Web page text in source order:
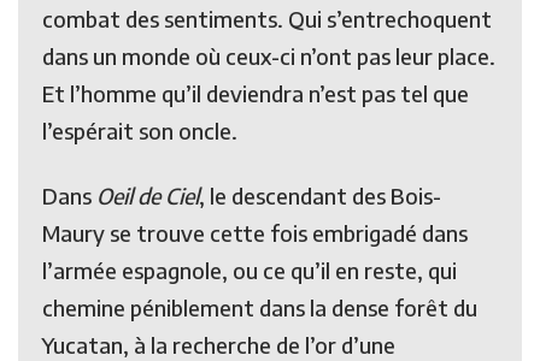
combat des sentiments. Qui s’entrechoquent
dans un monde où ceux-ci n’ont pas leur place.
Et l’homme qu’il deviendra n’est pas tel que
l’espérait son oncle.
Dans Oeil de Ciel, le descendant des Bois-
Maury se trouve cette fois embrigadé dans
l’armée espagnole, ou ce qu’il en reste, qui
chemine péniblement dans la dense forêt du
Yucatan, à la recherche de l’or d’une